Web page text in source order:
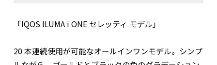
「IQOS ILUMA i ONE セレッティ モデル」
20 本連続使用が可能なオールインワンモデル。シンプ